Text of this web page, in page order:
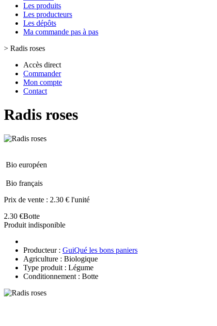
Les produits
Les producteurs
Les dépôts
Ma commande pas à pas
> Radis roses
Accès direct
Commander
Mon compte
Contact
Radis roses
Bio européen
Bio français
Prix de vente : 2.30 € l'unité
2.30 €Botte
Produit indisponible
Producteur : GuiQué les bons paniers
Agriculture : Biologique
Type produit : Légume
Conditionnement : Botte